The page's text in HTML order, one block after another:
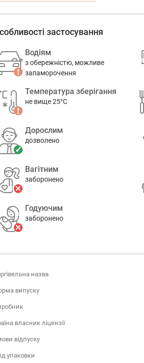
застосування
Водіям
з обережністю, можливе
запаморочення
Температура зберігання
не вище 25°C
Дорослим
дозволено
Вагітним
заборонено
Годуючим
заборонено
назва
випуску
власник ліцензії
відпуску
упаковки